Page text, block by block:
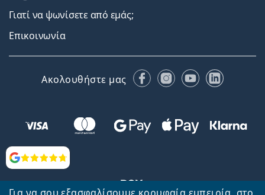
Αξιολογήσεις
Γιατί να ψωνίσετε από εμάς;
Επικοινωνία
Ακολουθήστε μας FacebookInstagram
YouTubeLinkedIn